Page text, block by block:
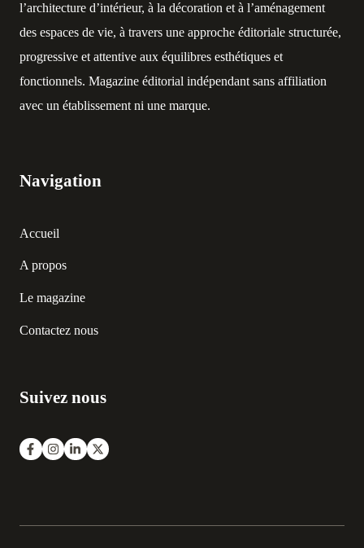
l’architecture d’intérieur, à la décoration et à l’aménagement
des espaces de vie, à travers une approche éditoriale structurée,
progressive et attentive aux équilibres esthétiques et
fonctionnels. Magazine éditorial indépendant sans affiliation
avec un établissement ni une marque.
Navigation
Accueil
A propos
Le magazine
Contactez nous
Suivez nous